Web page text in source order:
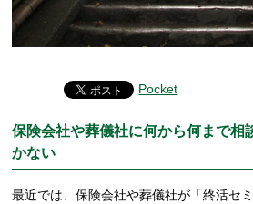
Pocket
保険会社や葬儀社に何から何まで相
かない
最近では、保険会社や葬儀社が「終活セ